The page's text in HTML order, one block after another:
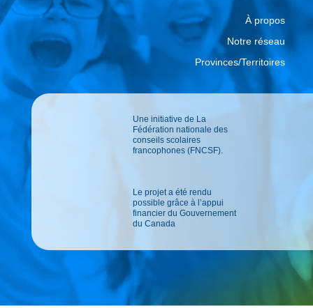
À propos
Notre réseau
Provinces/Territoires
Une initiative de La
Fédération nationale des
conseils scolaires
francophones (FNCSF).
Le projet a été rendu
possible grâce à l’appui
financier du Gouvernement
du Canada